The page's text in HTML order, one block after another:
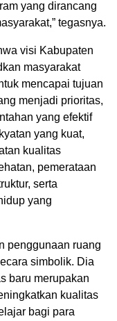
yang dirancang
tegasnya.
visi Kabupaten
masyarakat
mencapai tujuan
menjadi prioritas,
yang efektif
yang kuat,
kualitas
pemerataan
serta
yang
penggunaan ruang
simbolik. Dia
baru merupakan
kualitas
bagi para